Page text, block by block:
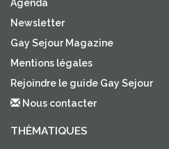
Agenda
Newsletter
Gay Sejour Magazine
Mentions légales
Rejoindre le guide Gay Sejour
Nous contacter
THÈMATIQUES